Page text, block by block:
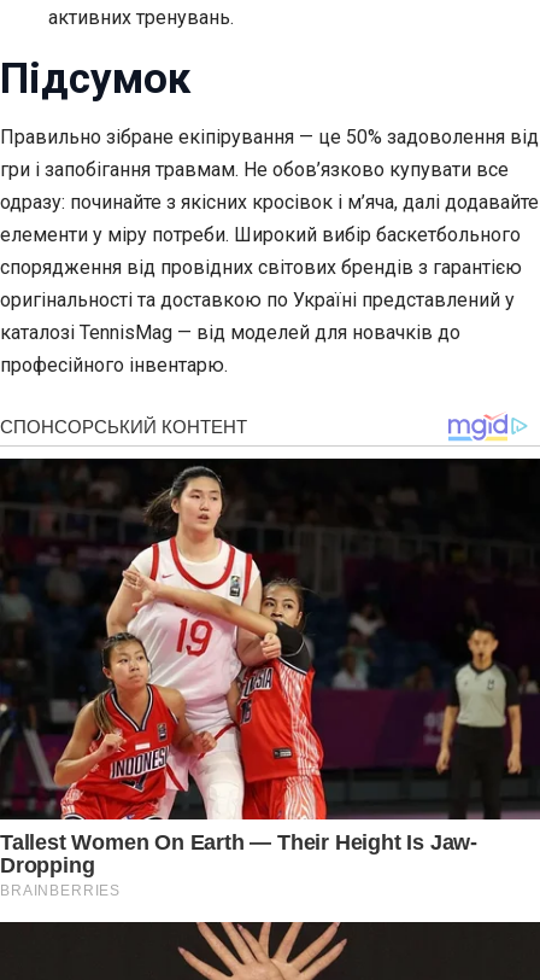
активних тренувань.
Підсумок
Правильно зібране екіпірування — це 50% задоволення від
гри і запобігання травмам. Не обов’язково купувати все
одразу: починайте з якісних кросівок і м’яча, далі додавайте
елементи у міру потреби. Широкий вибір баскетбольного
спорядження від провідних світових брендів з гарантією
оригінальності та доставкою по Україні представлений у
каталозі TennisMag — від моделей для новачків до
професійного інвентарю.